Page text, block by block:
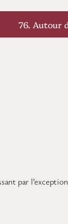
76. Autour
par